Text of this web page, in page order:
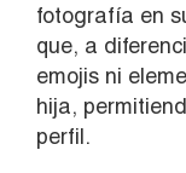
fotografía en
que, a
emojis ni
hija,
perfil.